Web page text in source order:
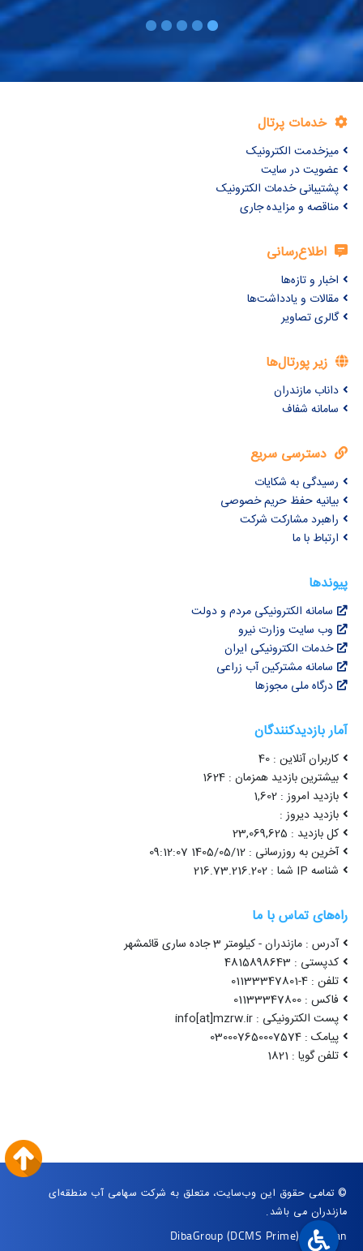
خدمات پرتال
میزخدمت الکترونیک
عضویت در سایت
پشتیبانی خدمات الکترونیک
مناقصه و مزایده جاری
اطلاع‌رسانی
اخبار و تازه‌ها
مقالات و یادداشت‌ها
گالری تصاویر
زیر پورتال‌ها
داناب مازندران
سامانه شفاف
دسترسی سریع
رسیدگی به شکایات
بیانیه حفظ حریم خصوصی
راهبرد مشارکت شرکت
ارتباط با ما
پیوندها
سامانه الکترونیکی مردم و دولت
وب سایت وزارت نیرو
خدمات الکترونیکی ایران
سامانه مشترکین آب زراعی
درگاه ملی مجوزها
آمار بازدیدکنندگان
کاربران آنلاین : 40
بیشترین بازدید همزمان : 1624
بازدید امروز : 1,602
بازدید دیروز :
کل بازدید : 23,069,625
آخرین به روزرسانی : 1405/05/12 09:12:07
شناسه IP شما : 216.73.216.202
راه‌های تماس با ما
آدرس : مازندران - کیلومتر 3 جاده ساری قائمشهر
کدپستی : 4815898643
تلفن : 4-01133347801
فاکس : 01133347800
پست الکترونیکی : info[at]mzrw.ir
پیامک : 030007650007574
تلفن گویا : 1821
© تمامی حقوق این وب‌سایت، متعلق به شرکت سهامی آب منطقه‌ای
مازندران می باشد.
DibaGroup (DCMS Prime)|Arvan